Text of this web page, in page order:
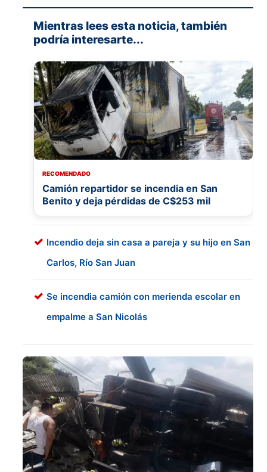
Mientras lees esta noticia, también
podría interesarte...
RECOMENDADO
Camión repartidor se incendia en San
Benito y deja pérdidas de C$253 mil
Incendio deja sin casa a pareja y su hijo en San
Carlos, Río San Juan
Se incendia camión con merienda escolar en
empalme a San Nicolás